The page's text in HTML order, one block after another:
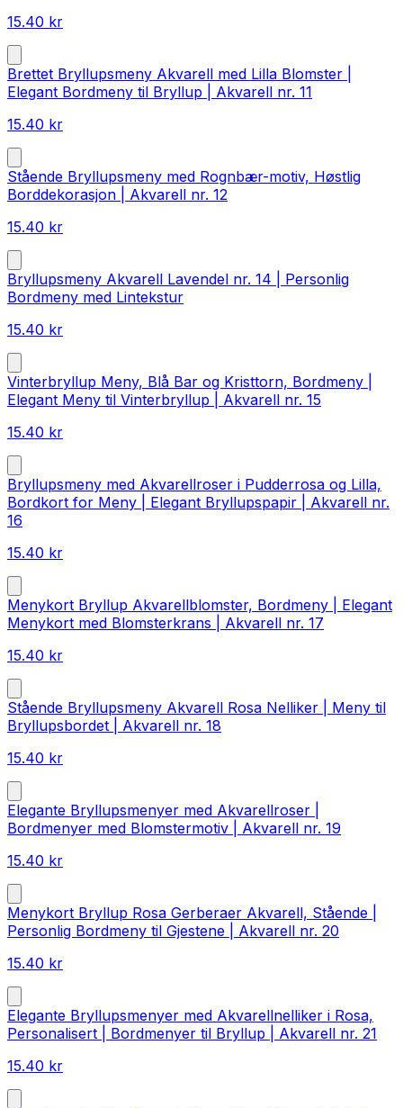
15.40 kr
Brettet Bryllupsmeny Akvarell med Lilla Blomster |
Elegant Bordmeny til Bryllup | Akvarell nr. 11
15.40 kr
Stående Bryllupsmeny med Rognbær-motiv, Høstlig
Borddekorasjon | Akvarell nr. 12
15.40 kr
Bryllupsmeny Akvarell Lavendel nr. 14 | Personlig
Bordmeny med Lintekstur
15.40 kr
Vinterbryllup Meny, Blå Bar og Kristtorn, Bordmeny |
Elegant Meny til Vinterbryllup | Akvarell nr. 15
15.40 kr
Bryllupsmeny med Akvarellroser i Pudderrosa og Lilla,
Bordkort for Meny | Elegant Bryllupspapir | Akvarell nr.
16
15.40 kr
Menykort Bryllup Akvarellblomster, Bordmeny | Elegant
Menykort med Blomsterkrans | Akvarell nr. 17
15.40 kr
Stående Bryllupsmeny Akvarell Rosa Nelliker | Meny til
Bryllupsbordet | Akvarell nr. 18
15.40 kr
Elegante Bryllupsmenyer med Akvarellroser |
Bordmenyer med Blomstermotiv | Akvarell nr. 19
15.40 kr
Menykort Bryllup Rosa Gerberaer Akvarell, Stående |
Personlig Bordmeny til Gjestene | Akvarell nr. 20
15.40 kr
Elegante Bryllupsmenyer med Akvarellnelliker i Rosa,
Personalisert | Bordmenyer til Bryllup | Akvarell nr. 21
15.40 kr